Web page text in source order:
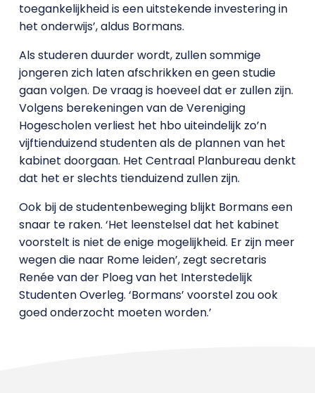
toegankelijkheid is een uitstekende investering in
het onderwijs’, aldus Bormans.
Als studeren duurder wordt, zullen sommige
jongeren zich laten afschrikken en geen studie
gaan volgen. De vraag is hoeveel dat er zullen zijn.
Volgens berekeningen van de Vereniging
Hogescholen verliest het hbo uiteindelijk zo’n
vijftienduizend studenten als de plannen van het
kabinet doorgaan. Het Centraal Planbureau denkt
dat het er slechts tienduizend zullen zijn.
Ook bij de studentenbeweging blijkt Bormans een
snaar te raken. ‘Het leenstelsel dat het kabinet
voorstelt is niet de enige mogelijkheid. Er zijn meer
wegen die naar Rome leiden’, zegt secretaris
Renée van der Ploeg van het Interstedelijk
Studenten Overleg. ‘Bormans’ voorstel zou ook
goed onderzocht moeten worden.’